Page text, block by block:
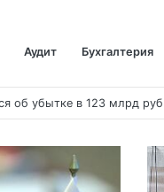
Аудит Бухгалтерия